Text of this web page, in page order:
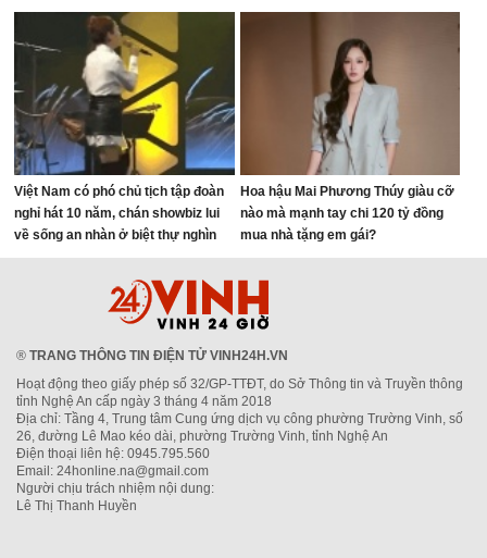
Việt Nam có phó chủ tịch tập đoàn
nghỉ hát 10 năm, chán showbiz lui
về sống an nhàn ở biệt thự nghìn
mét vuông
Hoa hậu Mai Phương Thúy giàu cỡ
nào mà mạnh tay chi 120 tỷ đồng
mua nhà tặng em gái?
® TRANG THÔNG TIN ĐIỆN TỬ VINH24H.VN
Hoạt động theo giấy phép số 32/GP-TTĐT, do Sở Thông tin và Truyền thông
tỉnh Nghệ An cấp ngày 3 tháng 4 năm 2018
Địa chỉ: Tầng 4, Trung tâm Cung ứng dịch vụ công phường Trường Vinh, số
26, đường Lê Mao kéo dài, phường Trường Vinh, tỉnh Nghệ An
Điện thoại liên hệ: 0945.795.560
Email: 24honline.na@gmail.com
Người chịu trách nhiệm nội dung:
Lê Thị Thanh Huyền